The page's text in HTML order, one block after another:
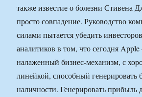
также известие о болезни Стивена
просто совпадение. Руководство
силами пытается убедить
аналитиков в том, что сегодня
налаженный бизнес-механизм, с
линейкой, способный генерировать
наличности. Генерировать прибыль